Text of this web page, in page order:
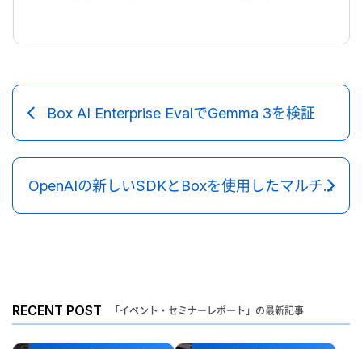
Box AI Enterprise EvalでGemma 3を検証
OpenAIの新しいSDKとBoxを使用したマルチエージェントワークフローの構築
RECENT POST 「イベント・セミナーレポート」の最新記事